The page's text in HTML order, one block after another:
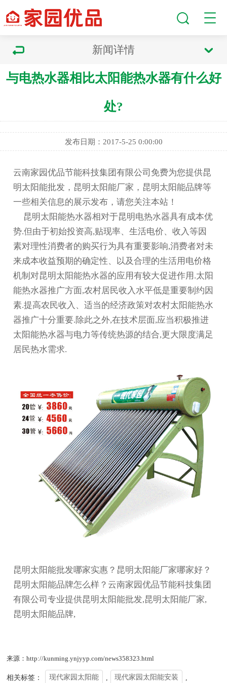
新闻详情
与电热水器相比太阳能热水器有什么好
处?
发布日期：2017-5-25 0:00:00
云南家园优品节能科技集团有限公司免费为您提供昆
明太阳能批发 ，昆明太阳能厂家，昆明太阳能品牌等
一些相关信息的展示发布，请您关注本站！
昆明太阳能热水器相对于昆明电热水器具有成本优
势.但由于初始投资高,贴现率、生活电价、收入等因
素对理性消费者的购买行为具有重要影响,消费者对未
来成本收益预期的确定性、以及合理的生活用电价格
机制对昆明太阳能热水器的应用有较大促进作用.太阳
能热水器推广方面,农村居民收入水平低是重要制约因
素.提高农民收入、适当的经济政策对农村太阳能热水
器推广十分重要.除此之外,在技术层面,应当积极推进
太阳能热水器与电力等传统热源的结合,更大限度满足
居民热水需求.
昆明太阳能批发哪家实惠？昆明太阳能厂家哪家好？
昆明太阳能品牌怎么样？云南家园优品节能科技集团
有限公司专业提供昆明太阳能批发,昆明太阳能厂家,
昆明太阳能品牌,
来源：http://kunming.ynjyyp.com/news358323.html
相关标签： 现代家园太阳能 现代家园太阳能安装